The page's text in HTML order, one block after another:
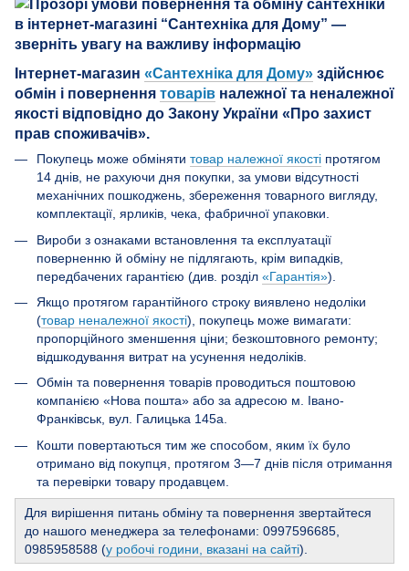
Інтернет-магазин «Сантехніка для Дому» здійснює
обмін і повернення товарів належної та неналежної
якості відповідно до Закону України «Про захист
прав споживачів».
Покупець може обміняти товар належної якості протягом
14 днів, не рахуючи дня покупки, за умови відсутності
механічних пошкоджень, збереження товарного вигляду,
комплектації, ярликів, чека, фабричної упаковки.
Вироби з ознаками встановлення та експлуатації
поверненню й обміну не підлягають, крім випадків,
передбачених гарантією (див. розділ «Гарантія»).
Якщо протягом гарантійного строку виявлено недоліки
(товар неналежної якості), покупець може вимагати:
пропорційного зменшення ціни; безкоштовного ремонту;
відшкодування витрат на усунення недоліків.
Обмін та повернення товарів проводиться поштовою
компанією «Нова пошта» або за адресою м. Івано-
Франківськ, вул. Галицька 145а.
Кошти повертаються тим же способом, яким їх було
отримано від покупця, протягом 3—7 днів після отримання
та перевірки товару продавцем.
Для вирішення питань обміну та повернення звертайтеся
до нашого менеджера за телефонами: 0997596685,
0985958588 (у робочі години, вказані на сайті).